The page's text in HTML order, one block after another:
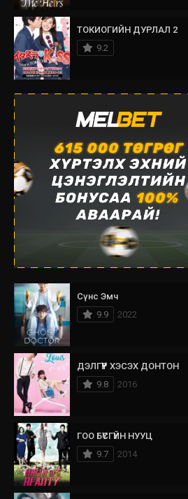
ТОКИОГИЙН ДУРЛАЛ 2
9.2
Сүнс Эмч
9.9
2022
ДЭЛГҮҮР ХЭСЭХ ДОНТОН
9.8
2016
ГОО БҮСГҮЙН НУУЦ
9.7
2014